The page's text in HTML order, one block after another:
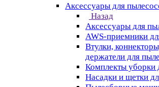
Аксессуары для
Назад
Аксессуары для
AWS-приемники
Втулки,
держатели для
Комплекты уборки
Насадки и щетки